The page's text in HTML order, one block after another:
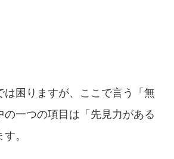
は困りますが、ここで言う「無
の一つの項目は「先見力がある
。